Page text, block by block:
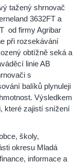
tažený shrnovač
3632FT a
od firmy Agribar
při rozsekávání
obtížně seká a
linie AB
s
balíků plynuleji
Výsledkem
které zajistí snížení
školy,
okresu Mladá
informace a